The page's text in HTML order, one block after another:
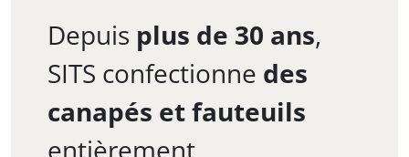
Depuis plus de 30 ans,
SITS confectionne des
canapés et fauteuils
entièrement